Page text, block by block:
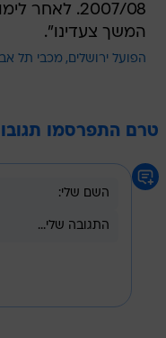
2007/08.
המשך צעדינו".
הפועל ירושלים מכבי תל
טרם התפרסמו